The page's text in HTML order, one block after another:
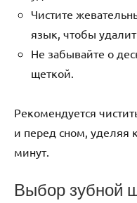
Чистите
язык, чтобы
Не забывайте о
щеткой.
Рекомендуется
и перед сном, уделяя
минут.
Выбор зубной